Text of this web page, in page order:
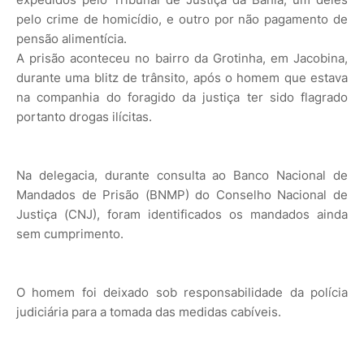
pelo crime de homicídio, e outro por não pagamento de
pensão alimentícia.
A prisão aconteceu no bairro da Grotinha, em Jacobina,
durante uma blitz de trânsito, após o homem que estava
na companhia do foragido da justiça ter sido flagrado
portanto drogas ilícitas.
Na delegacia, durante consulta ao Banco Nacional de
Mandados de Prisão (BNMP) do Conselho Nacional de
Justiça (CNJ), foram identificados os mandados ainda
sem cumprimento.
O homem foi deixado sob responsabilidade da polícia
judiciária para a tomada das medidas cabíveis.